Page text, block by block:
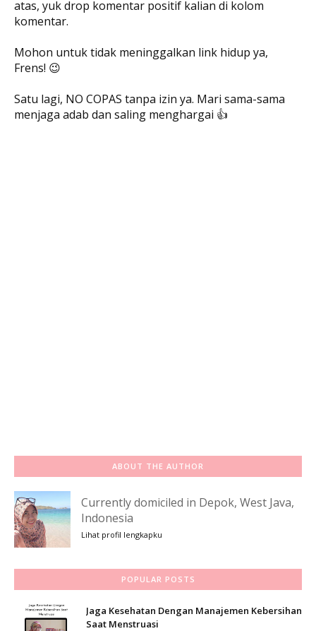
atas, yuk drop komentar positif kalian di kolom
komentar.
Mohon untuk tidak meninggalkan link hidup ya,
Frens! 😉
Satu lagi, NO COPAS tanpa izin ya. Mari sama-sama
menjaga adab dan saling menghargai 👍
ABOUT THE AUTHOR
Currently domiciled in Depok, West Java,
Indonesia
Lihat profil lengkapku
POPULAR POSTS
Jaga Kesehatan Dengan Manajemen Kebersihan
Saat Menstruasi